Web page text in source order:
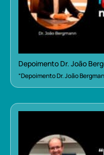
Depoimento Dr. João
“Depoimento Dr. João